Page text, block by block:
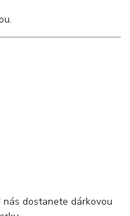
dostanete dárkovou